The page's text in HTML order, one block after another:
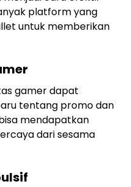
platform yang
untuk memberikan
gamer dapat
tentang promo dan
mendapatkan
dari sesama